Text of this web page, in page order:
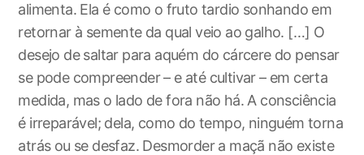
alimenta. Ela é como o fruto tardio sonhando em
retornar à semente da qual veio ao galho. […] O
desejo de saltar para aquém do cárcere do pensar
se pode compreender – e até cultivar – em certa
medida, mas o lado de fora não há. A consciência
é irreparável; dela, como do tempo, ninguém torna
atrás ou se desfaz. Desmorder a maçã não existe